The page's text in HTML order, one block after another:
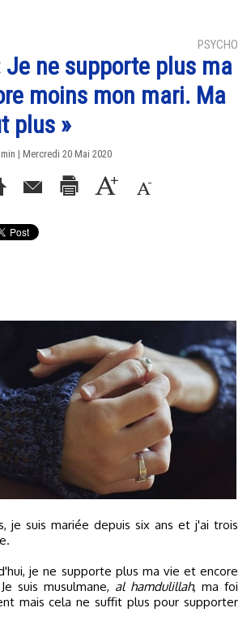
PSYCHO
Je ne supporte plus ma
moins mon mari. Ma
plus »
| Mercredi 20 Mai 2020
je ne supporte plus ma vie et encore
suis musulmane, al hamdulillah, ma foi
mais cela ne suffit plus pour supporter